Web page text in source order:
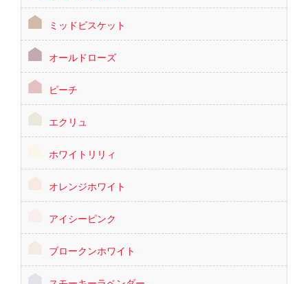
ミッドビスケット
オールドローズ
ピーチ
エクリュ
ホワイトリリィ
オレンジホワイト
アイシーピンク
ブロークンホワイト